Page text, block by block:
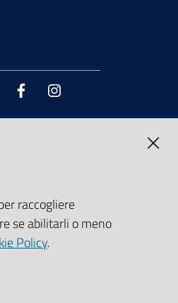
Linkedin Facebook
raccogliere
se abilitarli o meno
Policy.